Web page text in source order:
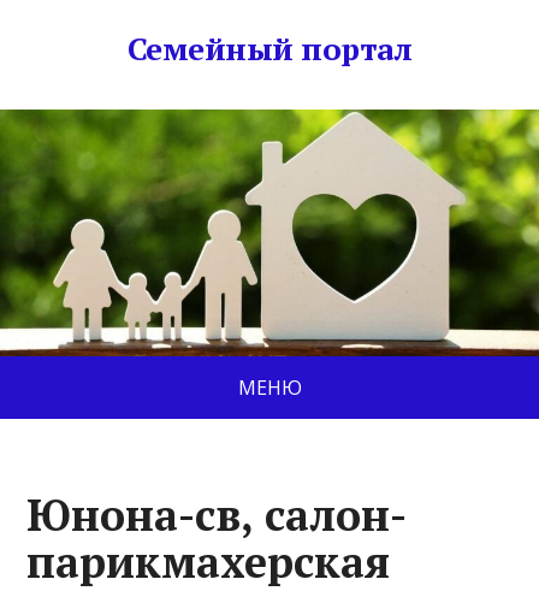
Семейный портал
МЕНЮ
Юнона-св, салон-
парикмахерская